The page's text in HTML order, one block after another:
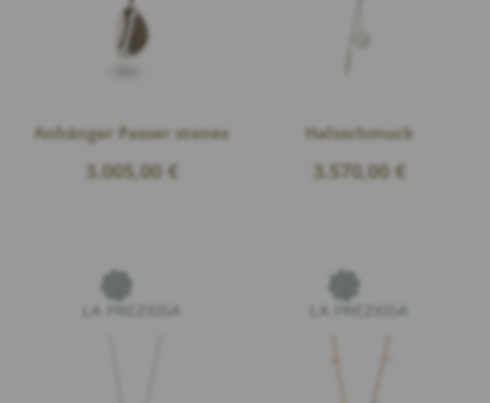
Anhänger Passer stones
3.005,00 €
Halsschmuck
3.570,00 €